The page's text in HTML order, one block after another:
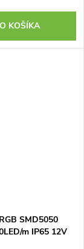
KOŠÍKA
SMD5050
m IP65 12V